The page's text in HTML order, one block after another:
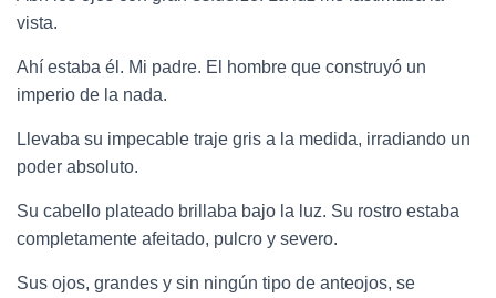
vista.
Ahí estaba él. Mi padre. El hombre que construyó un
imperio de la nada.
Llevaba su impecable traje gris a la medida, irradiando un
poder absoluto.
Su cabello plateado brillaba bajo la luz. Su rostro estaba
completamente afeitado, pulcro y severo.
Sus ojos, grandes y sin ningún tipo de anteojos, se